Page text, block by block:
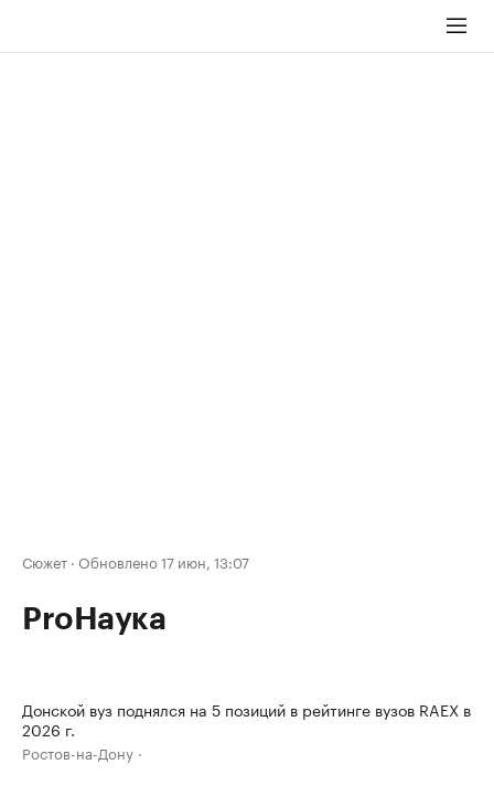
Сюжет · Обновлено 17 июн, 13:07
ProНаука
Донской вуз поднялся на 5 позиций в рейтинге вузов RAEX в
2026 г.
Ростов-на-Дону